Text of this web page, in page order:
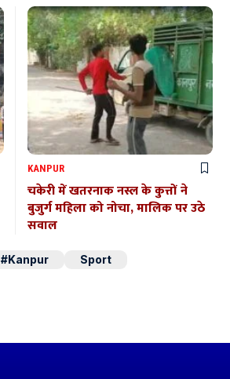
KANPUR
चकेरी में खतरनाक नस्ल के कुत्तों ने
बुजुर्ग महिला को नोचा, मालिक पर उठे
सवाल
#Kanpur
Sport